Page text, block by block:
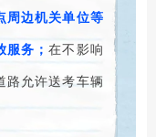
周边机关单位等
服务；在不影响
路允许送考车辆